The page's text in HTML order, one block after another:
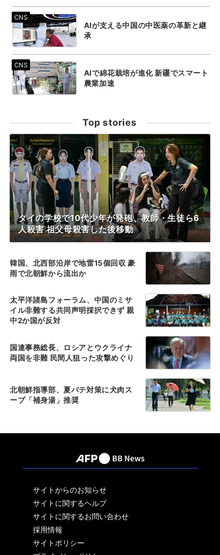
AIが支える中国の中医薬の革新と継
承
AIで綿花栽培が進化 新疆でスマート
農業加速
Top stories
タイの学校で10代少年が発砲、教師・生徒ら6
人殺害 祖父母殺害した後移動
韓国、北西部沿岸で地雷15個回収 豪
雨で北朝鮮から流出か
太平洋諸島フォーラム、中国のミサ
イル非難する共同声明採択できず 親
中2か国が反対
国連事務総長、ロシアとウクライナ
両国を非難 民間人狙った攻撃めぐり
北朝鮮指導部、夏バテ対策に犬肉ス
ープ「補身湯」推奨
サイトからのお知らせ
サイトに関するヘルプ
サイトに関するお問い合わせ
採用情報
サイトポリシー